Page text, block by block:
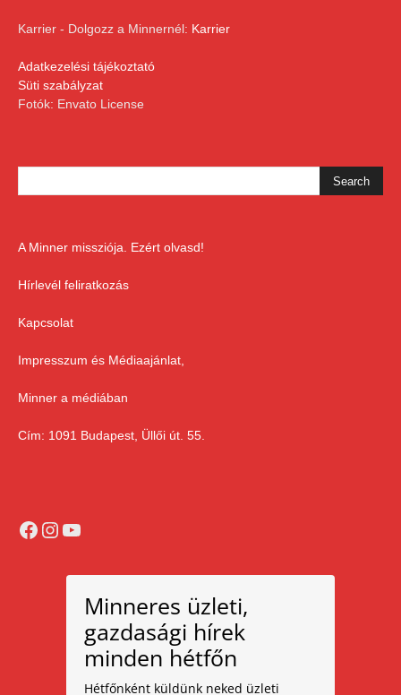
Karrier - Dolgozz a Minnernél: Karrier
Adatkezelési tájékoztató
Süti szabályzat
Fotók: Envato License
A Minner missziója. Ezért olvasd!
Hírlevél feliratkozás
Kapcsolat
Impresszum és Médiaajánlat,
Minner a médiában
Cím: 1091 Budapest, Üllői út. 55.
Facebook
Instagram
YouTube
Minneres üzleti,
gazdasági hírek
minden hétfőn
Hétfőnként küldünk neked üzleti